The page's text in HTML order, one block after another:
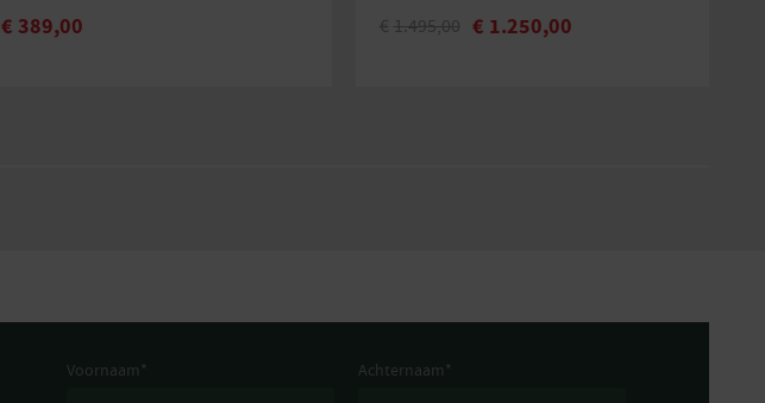
€ 389,00 € 1.495,00 € 1.250,00
Voornaam * Achternaam *